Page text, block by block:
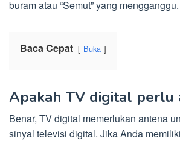
buram atau “Semut” yang mengganggu.
Baca Cepat Buka
Apakah TV digital perlu
Benar, TV digital memerlukan antena
sinyal televisi digital. Jika Anda